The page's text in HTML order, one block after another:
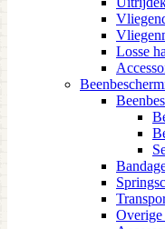
Losse